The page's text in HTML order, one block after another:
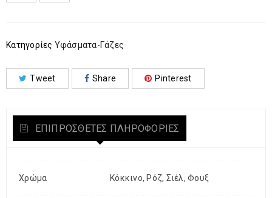
Κατηγορίες Υφάσματα-Γάζες
Tweet Share Pinterest
ΕΠΙΠΡΌΣΘΕΤΕΣ ΠΛΗΡΟΦΟΡΊΕΣ
Χρώμα Κόκκινο, Ρόζ, Σιέλ, Φουξ